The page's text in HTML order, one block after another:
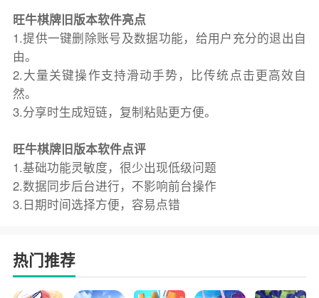
旺牛棋牌旧版本软件亮点
1.提供一键删除账号及数据功能，给用户充分的退出自
由。
2.大量关键操作支持滑动手势，比传统点击更高效自
然。
3.分享时生成短链，复制粘贴更方便。
旺牛棋牌旧版本软件点评
1.基础功能灵敏度，很少出现低级问题
2.数据同步后台进行，不影响前台操作
3.日期时间选择方便，容易点错
热门推荐